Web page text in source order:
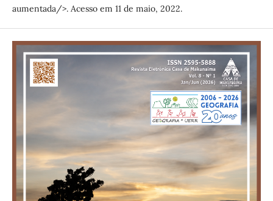
aumentada/>. Acesso em 11 de maio, 2022.